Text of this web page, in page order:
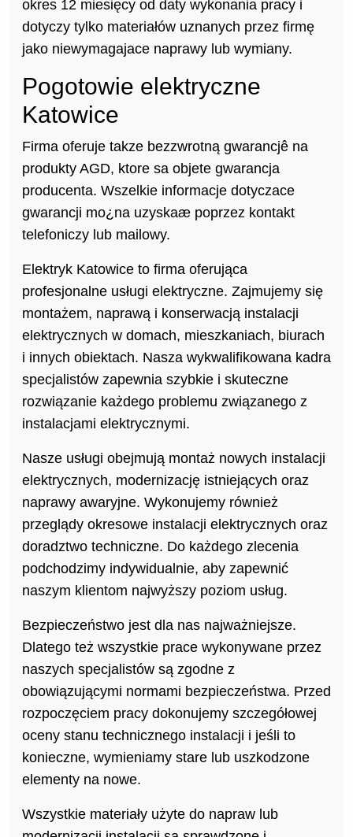
okres 12 miesięcy od daty wykonania pracy i
dotyczy tylko materiałów uznanych przez firmę
jako niewymagajace naprawy lub wymiany.
Pogotowie elektryczne
Katowice
Firma oferuje takze bezzwrotną gwarancjê na
produkty AGD, ktore sa objete gwarancja
producenta. Wszelkie informacje dotyczace
gwarancji mo¿na uzyskaæ poprzez kontakt
telefoniczy lub mailowy.
Elektryk Katowice to firma oferująca
profesjonalne usługi elektryczne. Zajmujemy się
montażem, naprawą i konserwacją instalacji
elektrycznych w domach, mieszkaniach, biurach
i innych obiektach. Nasza wykwalifikowana kadra
specjalistów zapewnia szybkie i skuteczne
rozwiązanie każdego problemu związanego z
instalacjami elektrycznymi.
Nasze usługi obejmują montaż nowych instalacji
elektrycznych, modernizację istniejących oraz
naprawy awaryjne. Wykonujemy również
przeglądy okresowe instalacji elektrycznych oraz
doradztwo techniczne. Do każdego zlecenia
podchodzimy indywidualnie, aby zapewnić
naszym klientom najwyższy poziom usług.
Bezpieczeństwo jest dla nas najważniejsze.
Dlatego też wszystkie prace wykonywane przez
naszych specjalistów są zgodne z
obowiązującymi normami bezpieczeństwa. Przed
rozpoczęciem pracy dokonujemy szczegółowej
oceny stanu technicznego instalacji i jeśli to
konieczne, wymieniamy stare lub uszkodzone
elementy na nowe.
Wszystkie materiały użyte do napraw lub